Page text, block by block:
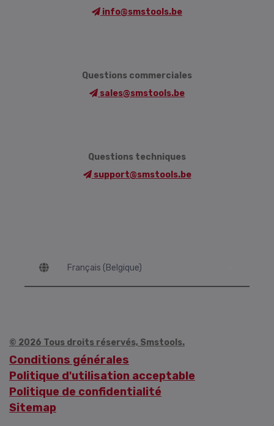
info@smstools.be
Questions commerciales
sales@smstools.be
Questions techniques
support@smstools.be
© 2026 Tous droits réservés, Smstools.
Conditions générales
Politique d'utilisation acceptable
Politique de confidentialité
Sitemap